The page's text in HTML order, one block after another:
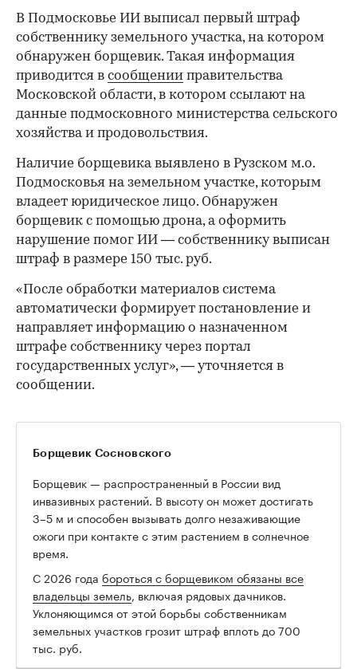
В Подмосковье ИИ выписал первый штраф
собственнику земельного участка, на котором
обнаружен борщевик. Такая информация
приводится в сообщении правительства
Московской области, в котором ссылают на
данные подмосковного министерства сельского
хозяйства и продовольствия.
Наличие борщевика выявлено в Рузском м.о.
Подмосковья на земельном участке, которым
владеет юридическое лицо. Обнаружен
борщевик с помощью дрона, а оформить
нарушение помог ИИ — собственнику выписан
штраф в размере 150 тыс. руб.
«После обработки материалов система
автоматически формирует постановление и
направляет информацию о назначенном
штрафе собственнику через портал
государственных услуг», — уточняется в
сообщении.
00:00
Борщевик Сосновского
Борщевик — распространенный в России вид
инвазивных растений. В высоту он может достигать
3–5 м и способен вызывать долго незаживающие
ожоги при контакте с этим растением в солнечное
время.
С 2026 года бороться с борщевиком обязаны все
владельцы земель, включая рядовых дачников.
Уклоняющимся от этой борьбы собственникам
земельных участков грозит штраф вплоть до 700
тыс. руб.